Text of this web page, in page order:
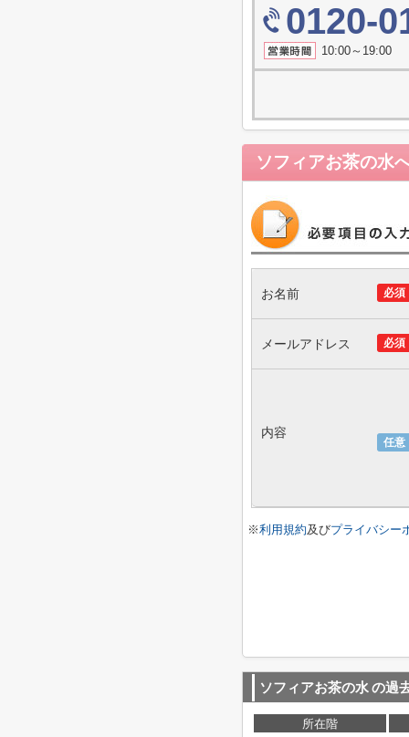
0120-
10:00～19:00
ソフィアお茶の水
必須
お名前
必須
メールアドレス
任意
内容
※利用規約及びプライバシー
ソフィアお茶の水の過
所在階